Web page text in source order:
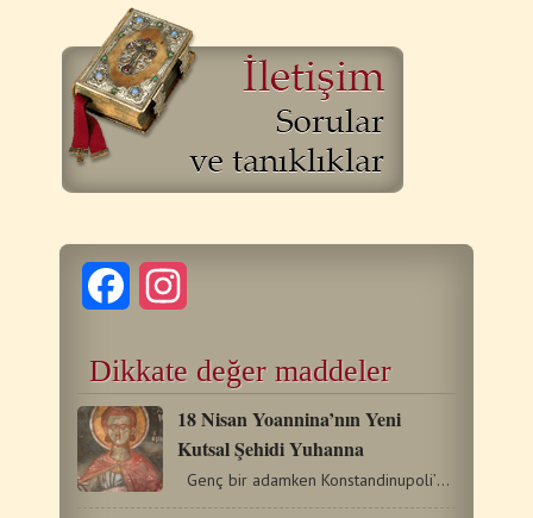
Facebook
Dikkate değer maddeler
18 Nisan Yoannina’nın Yeni
Kutsal Şehidi Yuhanna
Genç bir adamken Konstandinupoli’ye sanatkâr olarak…